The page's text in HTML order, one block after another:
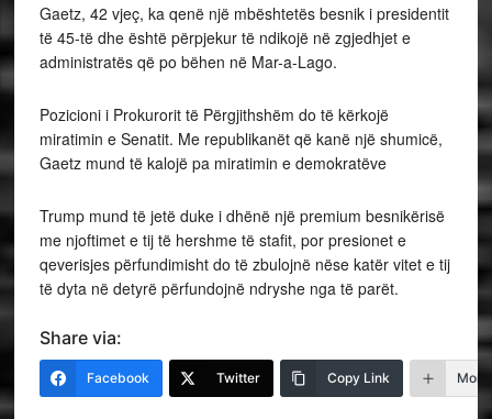
Gaetz, 42 vjeç, ka qenë një mbështetës besnik i presidentit
të 45-të dhe është përpjekur të ndikojë në zgjedhjet e
administratës që po bëhen në Mar-a-Lago.
Pozicioni i Prokurorit të Përgjithshëm do të kërkojë
miratimin e Senatit. Me republikanët që kanë një shumicë,
Gaetz mund të kalojë pa miratimin e demokratëve
Trump mund të jetë duke i dhënë një premium besnikërisë
me njoftimet e tij të hershme të stafit, por presionet e
qeverisjes përfundimisht do të zbulojnë nëse katër vitet e tij
të dyta në detyrë përfundojnë ndryshe nga të parët.
Share via:
Facebook Twitter Copy Link More